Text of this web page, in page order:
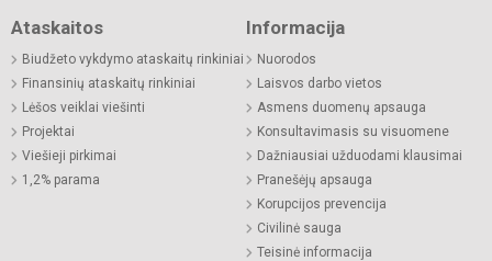
Ataskaitos
Biudžeto vykdymo ataskaitų rinkiniai
Finansinių ataskaitų rinkiniai
Lėšos veiklai viešinti
Projektai
Viešieji pirkimai
1,2% parama
Informacija
Nuorodos
Laisvos darbo vietos
Asmens duomenų apsauga
Konsultavimasis su visuomene
Dažniausiai užduodami klausimai
Pranešėjų apsauga
Korupcijos prevencija
Civilinė sauga
Teisinė informacija